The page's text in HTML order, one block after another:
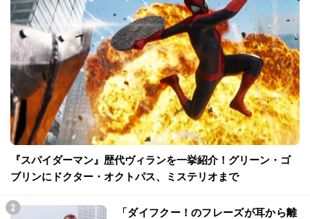
『スパイダーマン』歴代ヴィランを一挙紹介！グリーン・ゴ
ブリンにドクター・オクトパス、ミステリオまで
「ダイフクー！のフレーズが耳から離